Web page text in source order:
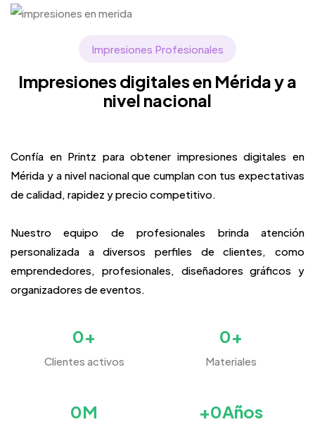
Impresiones Profesionales
Impresiones digitales en Mérida y a
nivel nacional
Confía en Printz para obtener impresiones digitales en
Mérida y a nivel nacional que cumplan con tus expectativas
de calidad, rapidez y precio competitivo.
Nuestro equipo de profesionales brinda atención
personalizada a diversos perfiles de clientes, como
emprendedores, profesionales, diseñadores gráficos y
organizadores de eventos.
0+
Clientes activos
0+
Materiales
0M +0Años